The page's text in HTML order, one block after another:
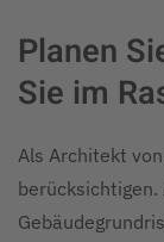
Planen
Sie im
Als Architekt